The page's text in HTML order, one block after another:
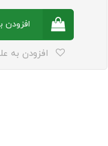
افزودن به